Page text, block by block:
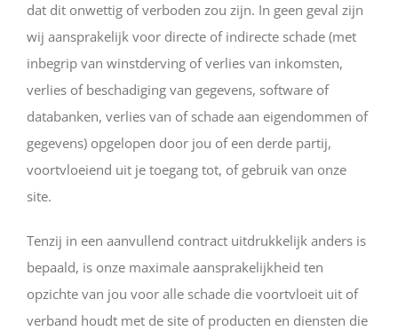
dat dit onwettig of verboden zou zijn. In geen geval zijn
wij aansprakelijk voor directe of indirecte schade (met
inbegrip van winstderving of verlies van inkomsten,
verlies of beschadiging van gegevens, software of
databanken, verlies van of schade aan eigendommen of
gegevens) opgelopen door jou of een derde partij,
voortvloeiend uit je toegang tot, of gebruik van onze
site.
Tenzij in een aanvullend contract uitdrukkelijk anders is
bepaald, is onze maximale aansprakelijkheid ten
opzichte van jou voor alle schade die voortvloeit uit of
verband houdt met de site of producten en diensten die